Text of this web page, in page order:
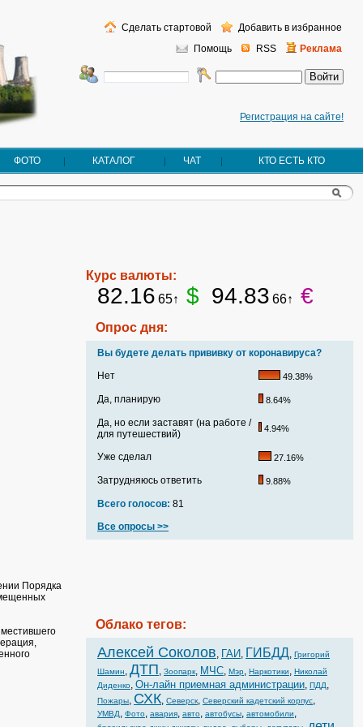
Регистрация на сайте!
Помощь RSS Реклама
Сделать стартовой Добавить в избранное
ФОТО КАТАЛОГ ЧАТ КТО ЕСТЬ КТО
Порядка
Курс валюты:
82.16 65↑ $ 94.83 66↑ €
Опрос дня:
Вы будете делать прививку от коронавируса?
Нет
49.38%
Да, планирую 8.64%
Да, но если заставят (на работе /
для путешествий)
4.94%
Уже сделал 27.16%
Затрудняюсь ответить 9.88%
Всего голосов: 81
Все опросы >>
Облако тегов:
Алексей Соколов, ГАИ, ГИБДД, Григорий
Шамин, ДТП, Зоопарк, МЧС, Мэр, Наркотики, Николай
Диденко, Он-лайн приемная администрации, ПДД,
Пожары, СХК, Северск, Северский кадетский корпус,
УМВД, Фото, авария, авто, автобусы, автомобили,